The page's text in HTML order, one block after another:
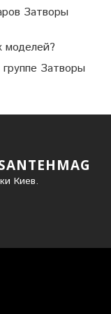
Затворы
моделей?
Затворы
Киев.